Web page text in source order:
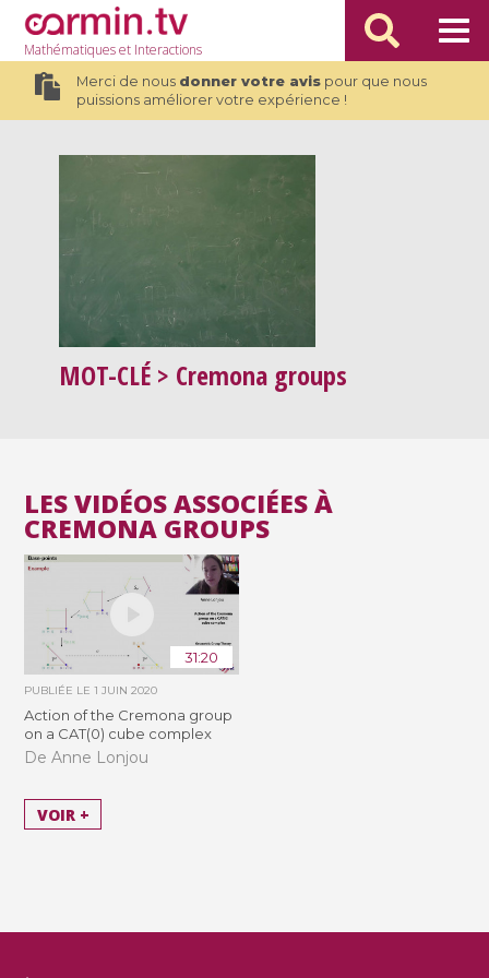
Mathématiqueset Interactions
Merci de nous donner votre avispour que nous
puissions améliorer votre expérience !
MOT-CLÉ > Cremona groups
LES VIDÉOS ASSOCIÉES À
CREMONA GROUPS
31:20
PUBLIÉE LE1 JUIN 2020
Action of the Cremona group
on a CAT(0) cube complex
De Anne Lonjou
VOIR +